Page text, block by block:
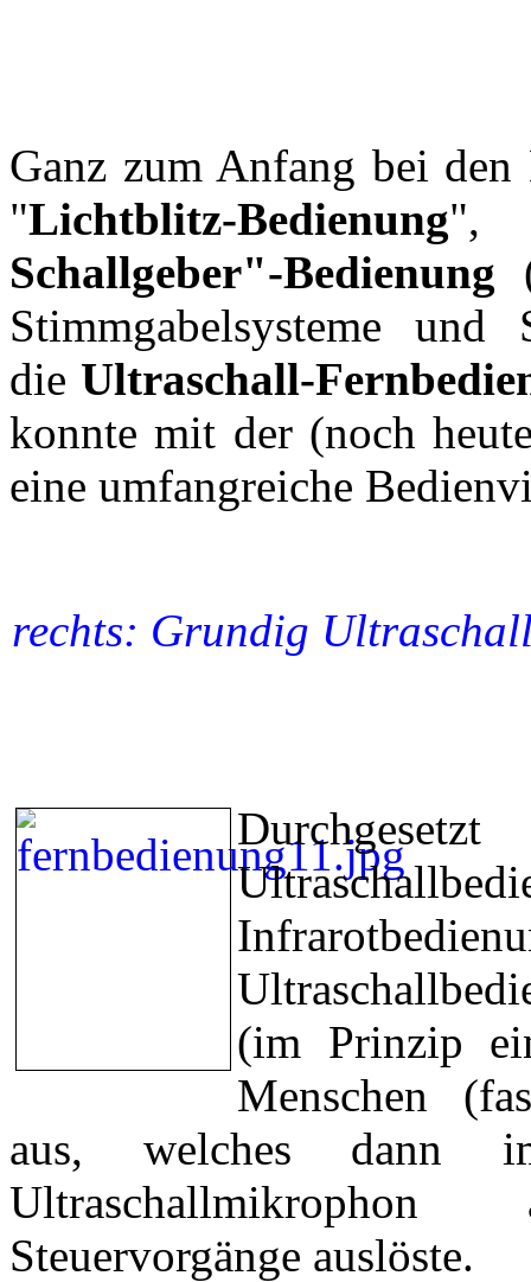
Ganz zum Anfang bei den
"Lichtblitz-Bedienung",
Schallgeber"-Bedienung
Stimmgabelsysteme und
die Ultraschall-
konnte mit der (noch
eine umfangreiche
rechts: Grundig
(im Prinzip
Menschen
aus, welches dann
Steuervorgänge auslöste.